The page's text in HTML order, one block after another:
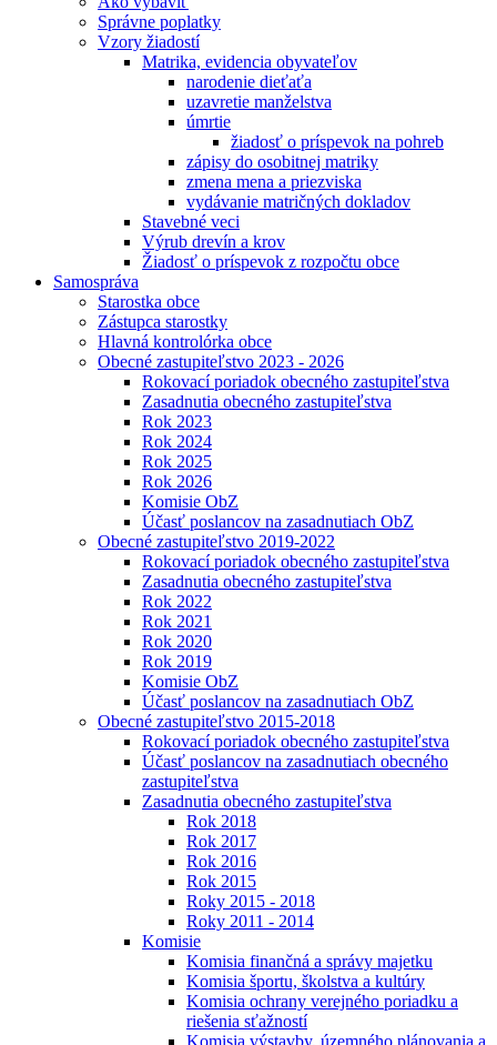
Správne poplatky
Vzory žiadostí
Matrika, evidencia obyvateľov
narodenie dieťaťa
uzavretie manželstva
úmrtie
žiadosť o príspevok na pohreb
zápisy do osobitnej matriky
zmena mena a priezviska
vydávanie matričných dokladov
Stavebné veci
Výrub drevín a krov
Žiadosť o príspevok z rozpočtu obce
Samospráva
Starostka obce
Zástupca starostky
Hlavná kontrolórka obce
Obecné zastupiteľstvo 2023 - 2026
Rokovací poriadok obecného zastupiteľstva
Zasadnutia obecného zastupiteľstva
Rok 2023
Rok 2024
Rok 2025
Rok 2026
Komisie ObZ
Účasť poslancov na zasadnutiach ObZ
Obecné zastupiteľstvo 2019-2022
Rokovací poriadok obecného zastupiteľstva
Zasadnutia obecného zastupiteľstva
Rok 2022
Rok 2021
Rok 2020
Rok 2019
Komisie ObZ
Účasť poslancov na zasadnutiach ObZ
Obecné zastupiteľstvo 2015-2018
Rokovací poriadok obecného zastupiteľstva
Účasť poslancov na zasadnutiach obecného
zastupiteľstva
Zasadnutia obecného zastupiteľstva
Rok 2018
Rok 2017
Rok 2016
Rok 2015
Roky 2015 - 2018
Roky 2011 - 2014
Komisie
Komisia finančná a správy majetku
Komisia športu, školstva a kultúry
Komisia ochrany verejného poriadku a
riešenia sťažností
Komisia výstavby, územného plánovania a